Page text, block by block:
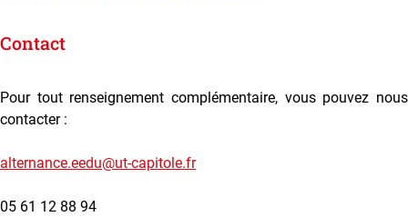
Contact
Pour tout renseignement complémentaire, vous pouvez nous
contacter :
alternance.eedu@ut-capitole.fr
05 61 12 88 94